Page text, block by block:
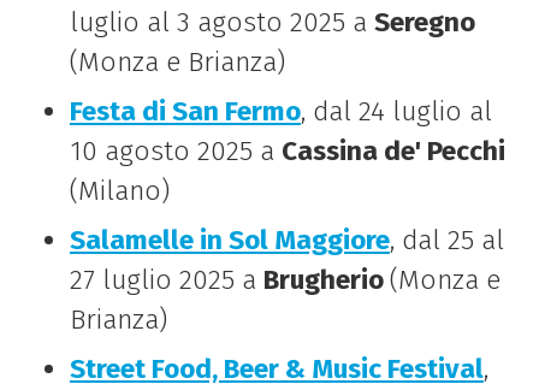
luglio al 3 agosto 2025 a Seregno
(Monza e Brianza)
Festa di San Fermo, dal 24 luglio al
10 agosto 2025 a Cassina de' Pecchi
(Milano)
Salamelle in Sol Maggiore, dal 25 al
27 luglio 2025 a Brugherio(Monza e
Brianza)
Street Food, Beer & Music Festival,